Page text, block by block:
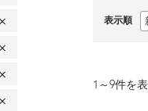
表示順
1 ～ 9件を